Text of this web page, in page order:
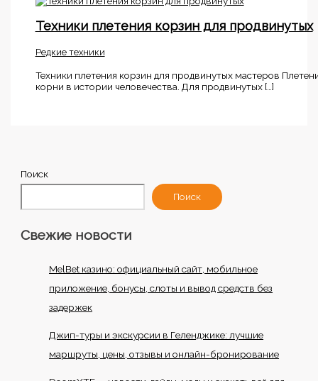
Техники плетения корзин для продвинутых
Редкие техники
Техники плетения корзин для продвинутых мастеров
корни в истории человечества. Для продвинутых […]
Поиск
Поиск
Свежие новости
MelBet казино: официальный сайт, мобильное
приложение, бонусы, слоты и вывод средств без
задержек
Джип-туры и экскурсии в Геленджике: лучшие
маршруты, цены, отзывы и онлайн-бронирование